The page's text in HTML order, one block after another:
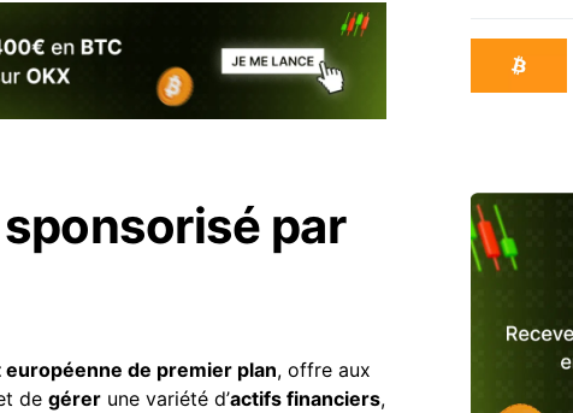
par
de premier plan, offre aux
de gérer une variété d’actifs financiers,